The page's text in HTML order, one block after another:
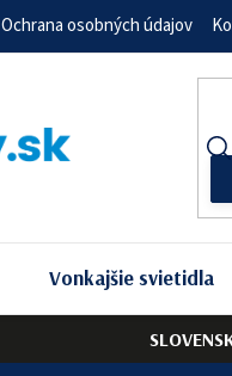
Ochrana osobných údajov
Vonkajšie svietidla